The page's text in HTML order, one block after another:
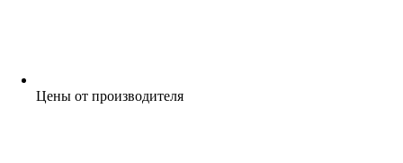
Цены от производителя